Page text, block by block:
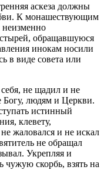
аскеза должны
К монашествующим
неизменно
обращавшуюся
инокам носили
в виде совета или
не щадил и не
Богу, людям и Церкви.
истинный
клевету,
жаловался и не искал
не обращал
Укрепляя и
чужую скорбь, взять на